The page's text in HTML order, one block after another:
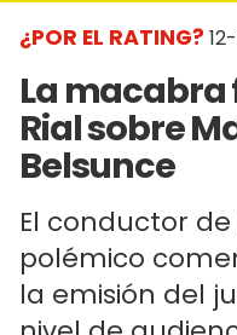
¿POR EL RATING?
La macabra
Rial sobre
Belsunce
El conductor
polémico
la emisión del